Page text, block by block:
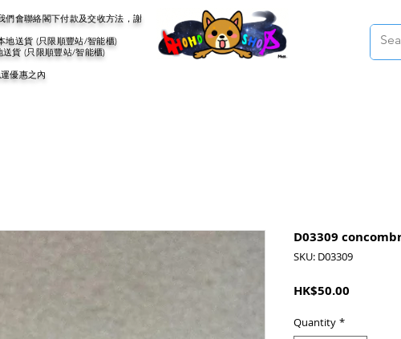
會聯絡閣下付款及交收方法，謝
地送貨 (只限順豐站/智能櫃)
貨 (只限順豐站/智能櫃)
優惠之內
D03309
SKU: D03309
HK$50.00
Quantity *